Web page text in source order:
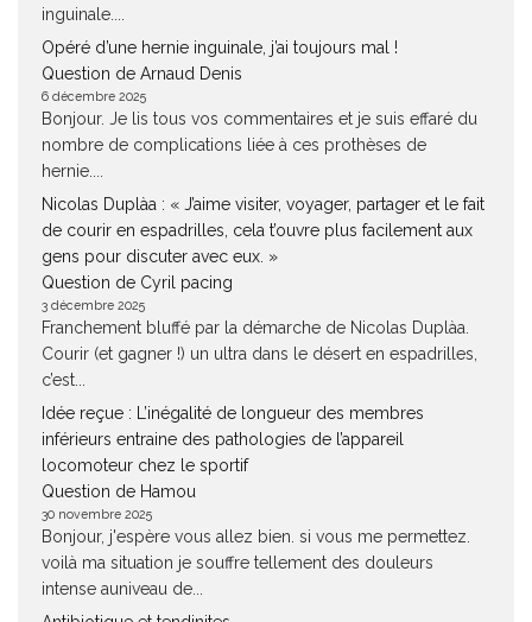
inguinale....
Opéré d’une hernie inguinale, j’ai toujours mal !
Question de Arnaud Denis
6 décembre 2025
Bonjour. Je lis tous vos commentaires et je suis effaré du
nombre de complications liée à ces prothèses de
hernie....
Nicolas Duplàa : « J’aime visiter, voyager, partager et le fait
de courir en espadrilles, cela t’ouvre plus facilement aux
gens pour discuter avec eux. »
Question de Cyril pacing
3 décembre 2025
Franchement bluffé par la démarche de Nicolas Duplàa.
Courir (et gagner !) un ultra dans le désert en espadrilles,
c’est...
Idée reçue : L’inégalité de longueur des membres
inférieurs entraine des pathologies de l’appareil
locomoteur chez le sportif
Question de Hamou
30 novembre 2025
Bonjour, j'espère vous allez bien. si vous me permettez.
voilà ma situation je souffre tellement des douleurs
intense auniveau de...